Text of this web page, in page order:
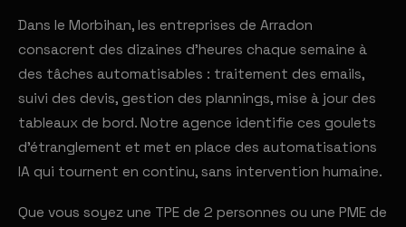
Dans le Morbihan, les entreprises de Arradon
consacrent des dizaines d'heures chaque semaine à
des tâches automatisables : traitement des emails,
suivi des devis, gestion des plannings, mise à jour des
tableaux de bord. Notre agence identifie ces goulets
d'étranglement et met en place des automatisations
IA qui tournent en continu, sans intervention humaine.
Que vous soyez une TPE de 2 personnes ou une PME de